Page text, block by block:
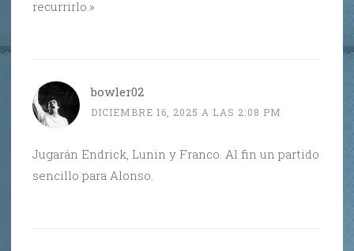
recurrirlo.»
bowler02
DICIEMBRE 16, 2025 A LAS 2:08 PM
Jugarán Endrick, Lunin y Franco. Al fin un partido
sencillo para Alonso.